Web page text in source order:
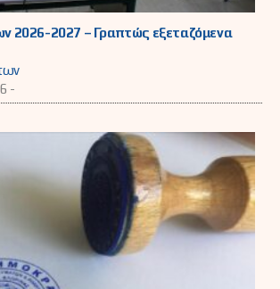
2026-2027 – Γραπτώς εξεταζόμενα
-